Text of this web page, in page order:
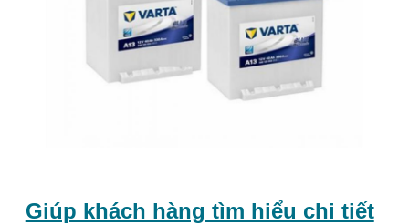
Giúp khách hàng tìm hiểu chi tiết